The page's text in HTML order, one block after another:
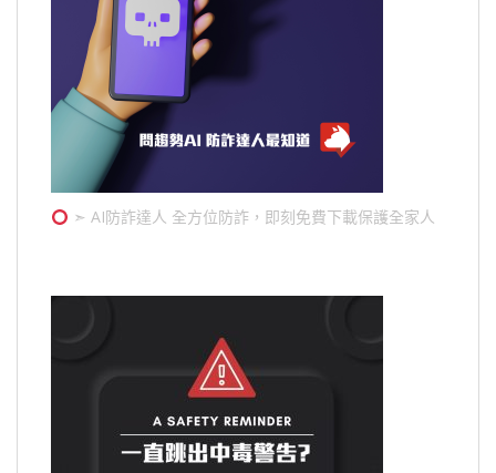
➣ AI防詐達人 全方位防詐，即刻免費下載保護全家人